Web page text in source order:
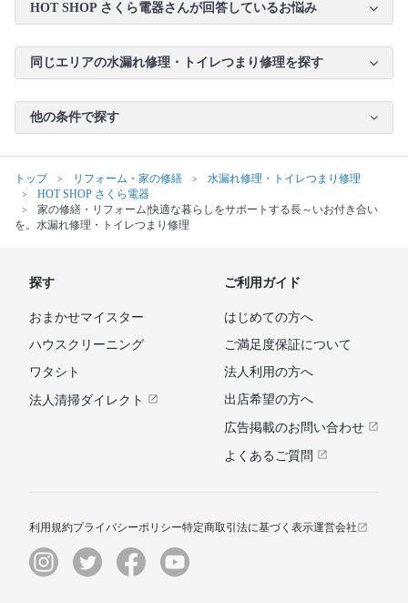
HOT SHOP さくら電器さんが回答しているお悩み
同じエリアの水漏れ修理・トイレつまり修理を探す
他の条件で探す
トップ リフォーム・家の修繕
水漏れ修理・トイレつまり修理
HOT SHOP さくら電器
家の修繕・リフォーム|快適な暮らしをサポートする長～いお付き合い
を。水漏れ修理・トイレつまり修理
探す
おまかせマイスター
ハウスクリーニング
ワタシト
法人清掃ダイレクト
ご利用ガイド
はじめての方へ
ご満足度保証について
法人利用の方へ
出店希望の方へ
広告掲載のお問い合わせ
よくあるご質問
利用規約プライバシーポリシー特定商取引法に基づく表示運営会社